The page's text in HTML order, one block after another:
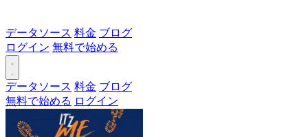
データソース 料金 ブログ
ログイン 無料で始める
データソース 料金 ブログ
無料で始める ログイン